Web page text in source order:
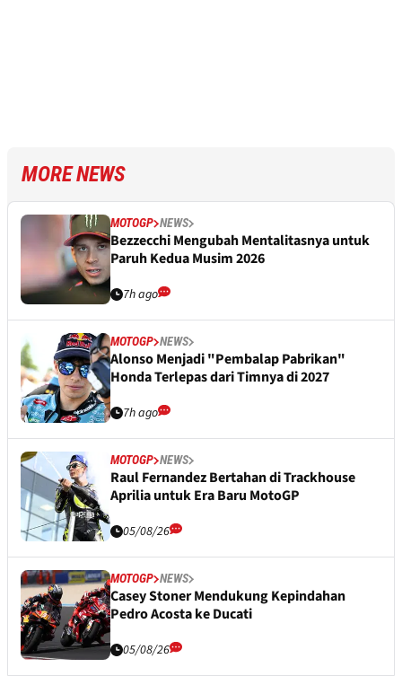
MORE NEWS
MOTOGP NEWS
Bezzecchi Mengubah Mentalitasnya untuk
Paruh Kedua Musim 2026
7h ago
MOTOGP NEWS
Alonso Menjadi "Pembalap Pabrikan"
Honda Terlepas dari Timnya di 2027
7h ago
MOTOGP NEWS
Raul Fernandez Bertahan di Trackhouse
Aprilia untuk Era Baru MotoGP
05/08/26
MOTOGP NEWS
Casey Stoner Mendukung Kepindahan
Pedro Acosta ke Ducati
05/08/26